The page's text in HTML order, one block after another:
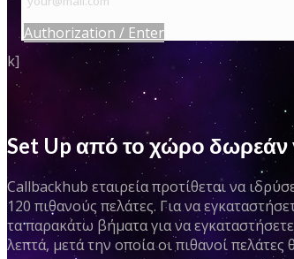
Authorization / Enter
k]
Set Up από το χώρο δωρεάν
Callbackhub εταιρεία προτίθεται να
120 πιθανούς πελάτες. Για να
τα παρακάτω βήματα για να
λεπτά, μετά την οποία οι πιθανοί